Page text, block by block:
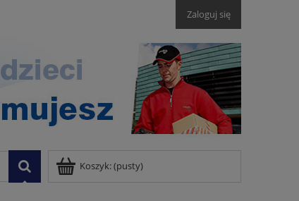
Zaloguj się
Koszyk:(pusty)